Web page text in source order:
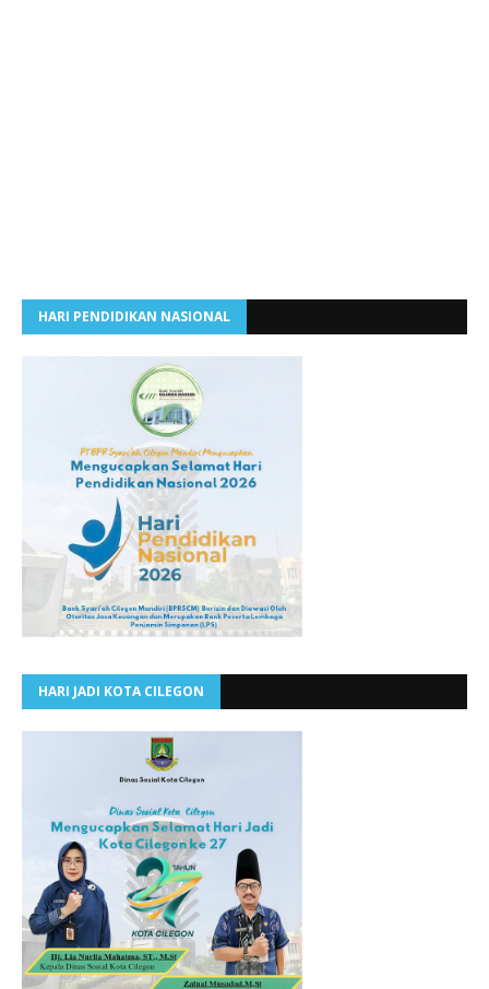
HARI PENDIDIKAN NASIONAL
HARI JADI KOTA CILEGON